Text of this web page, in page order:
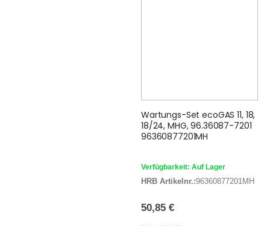
Wartungs-Set ecoGAS 11, 18,
18/24, MHG, 96.36087-7201
96360877201MH
Verfügbarkeit: Auf Lager
HRB Artikelnr.:96360877201MH
50,85 €